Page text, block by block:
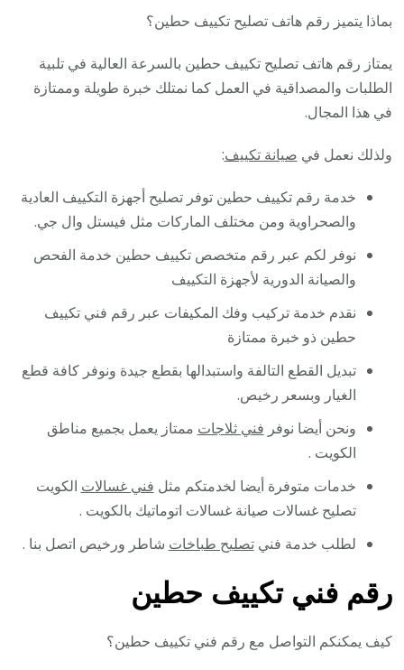
بماذا يتميز رقم هاتف تصليح تكييف حطين؟
يمتاز رقم هاتف تصليح تكييف حطين بالسرعة العالية في تلبية
الطلبات والمصداقية في العمل كما نمتلك خبرة طويلة وممتازة
في هذا المجال.
ولذلك نعمل في صيانة تكييف:
خدمة رقم تكييف حطين توفر تصليح أجهزة التكييف العادية
والصحراوية ومن مختلف الماركات مثل فيستل وال جي.
نوفر لكم عبر رقم متخصص تكييف حطين خدمة الفحص
والصيانة الدورية لأجهزة التكييف
نقدم خدمة تركيب وفك المكيفات عبر رقم فني تكييف
حطين ذو خبرة ممتازة
تبديل القطع التالفة واستبدالها بقطع جيدة ونوفر كافة قطع
الغيار وبسعر رخيص.
ونحن أيضا نوفر فني ثلاجات ممتاز يعمل بجميع مناطق
الكويت .
خدمات متوفرة أيضا لخدمتكم مثل فني غسالات الكويت
تصليح غسالات صيانة غسالات اتوماتيك بالكويت .
لطلب خدمة فنيتصليح طباخات شاطر ورخيص اتصل بنا .
رقم فني تكييف حطين
كيف يمكنكم التواصل مع رقم فني تكييف حطين؟